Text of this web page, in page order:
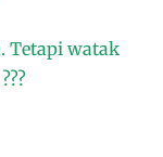
Tetapi watak